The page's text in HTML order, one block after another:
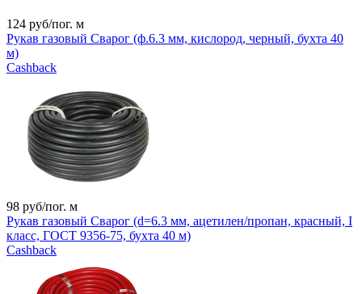
124 руб/пог. м
Рукав газовый Сварог (ф.6.3 мм, кислород, черный, бухта 40
м)
Cashback
98 руб/пог. м
Рукав газовый Сварог (d=6.3 мм, ацетилен/пропан, красный, I
класс, ГОСТ 9356-75, бухта 40 м)
Cashback